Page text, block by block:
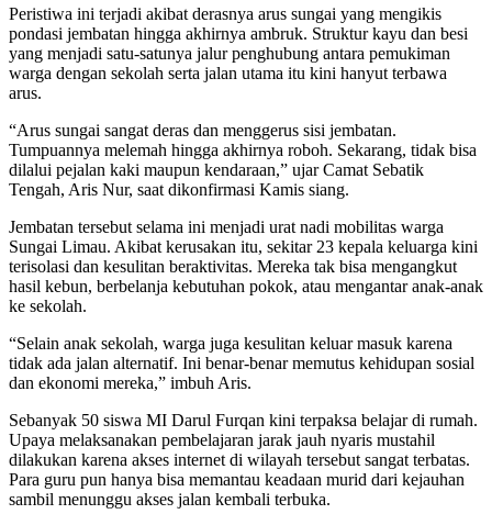
Peristiwa ini terjadi akibat derasnya arus sungai yang mengikis
pondasi jembatan hingga akhirnya ambruk. Struktur kayu dan besi
yang menjadi satu-satunya jalur penghubung antara pemukiman
warga dengan sekolah serta jalan utama itu kini hanyut terbawa
arus.
“Arus sungai sangat deras dan menggerus sisi jembatan.
Tumpuannya melemah hingga akhirnya roboh. Sekarang, tidak bisa
dilalui pejalan kaki maupun kendaraan,” ujar Camat Sebatik
Tengah, Aris Nur, saat dikonfirmasi Kamis siang.
Jembatan tersebut selama ini menjadi urat nadi mobilitas warga
Sungai Limau. Akibat kerusakan itu, sekitar 23 kepala keluarga kini
terisolasi dan kesulitan beraktivitas. Mereka tak bisa mengangkut
hasil kebun, berbelanja kebutuhan pokok, atau mengantar anak-anak
ke sekolah.
“Selain anak sekolah, warga juga kesulitan keluar masuk karena
tidak ada jalan alternatif. Ini benar-benar memutus kehidupan sosial
dan ekonomi mereka,” imbuh Aris.
Sebanyak 50 siswa MI Darul Furqan kini terpaksa belajar di rumah.
Upaya melaksanakan pembelajaran jarak jauh nyaris mustahil
dilakukan karena akses internet di wilayah tersebut sangat terbatas.
Para guru pun hanya bisa memantau keadaan murid dari kejauhan
sambil menunggu akses jalan kembali terbuka.